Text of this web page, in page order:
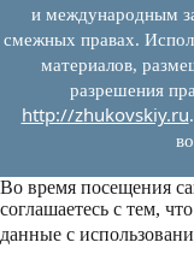
и международным
смежных правах.
материалов,
разрешения
http://zhukovskiy.ru
Во время посещения
соглашаетесь с тем,
данные с